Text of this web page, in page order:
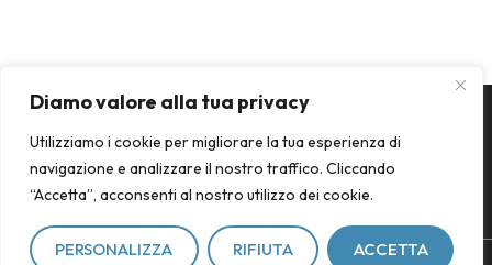
Diamo valore alla tua privacy
Utilizziamo i cookie per migliorare la tua esperienza di
navigazione e analizzare il nostro traffico. Cliccando
“Accetta”, acconsenti al nostro utilizzo dei cookie.
PERSONALIZZA RIFIUTA ACCETTA